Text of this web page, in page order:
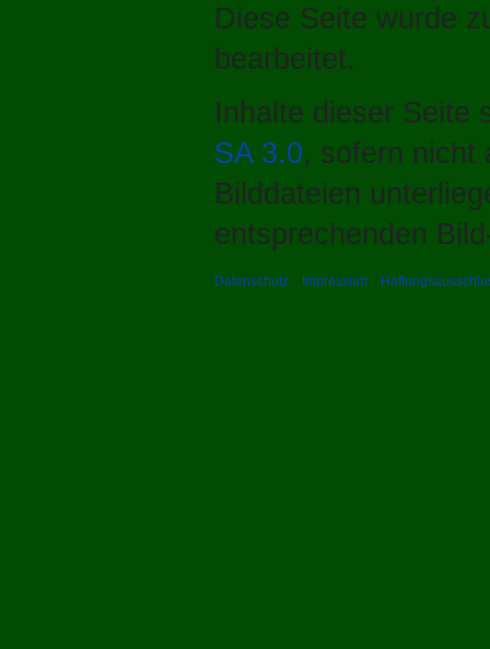
Diese Seite wurde
bearbeitet.
Inhalte dieser Seite
SA 3.0, sofern nicht
Bilddateien
entsprechenden
Datenschutz Impressum